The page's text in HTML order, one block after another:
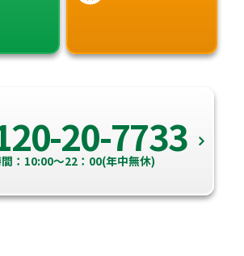
20-7733
：10:00～22：00(年中無休)